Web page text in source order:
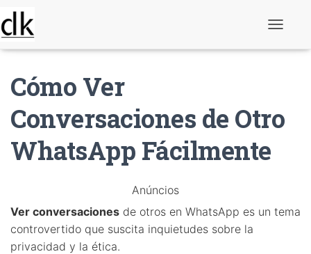
r
n
ã
Cómo Ver
Conversaciones de Otro
WhatsApp Fácilmente
Anúncios
Ver conversaciones de otros en WhatsApp es un tema
controvertido que suscita inquietudes sobre la
privacidad y la ética.